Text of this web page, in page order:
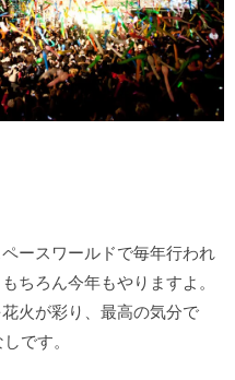
ースワールドで毎年行われ
ちろん今年もやりますよ。
火が彩り、最高の気分で
です。